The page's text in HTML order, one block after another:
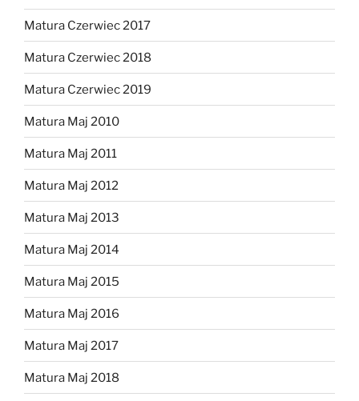
Matura Czerwiec 2017
Matura Czerwiec 2018
Matura Czerwiec 2019
Matura Maj 2010
Matura Maj 2011
Matura Maj 2012
Matura Maj 2013
Matura Maj 2014
Matura Maj 2015
Matura Maj 2016
Matura Maj 2017
Matura Maj 2018